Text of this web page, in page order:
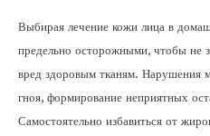
Выбирая лечение кожи лица в
предельно осторожными, чтобы не
вред здоровым тканям. Нарушения
гноя, формирование неприятных
Самостоятельно избавиться от